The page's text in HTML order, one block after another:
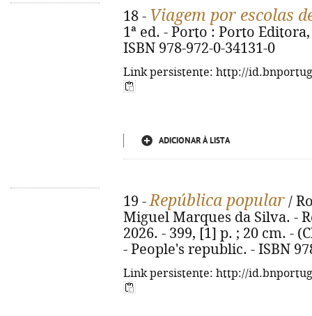
18 - Viagem por escolas
1ª ed. - Porto : Porto
ISBN 978-972-0-34131-0
Link persistente: http://
ADICIONAR À LISTA
19 -República popular /
Miguel Marques da Silva. -
2026. - 399, [1] p. ; 20 cm. -
- People's republic. - ISBN
Link persistente: http://